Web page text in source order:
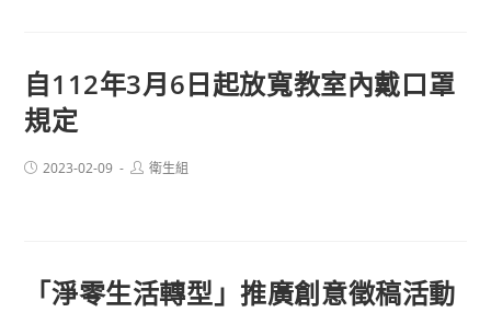
自112年3月6日起放寬教室內戴口罩
規定
Post2023-02-09
Post衛生組
「淨零生活轉型」推廣創意徵稿活動